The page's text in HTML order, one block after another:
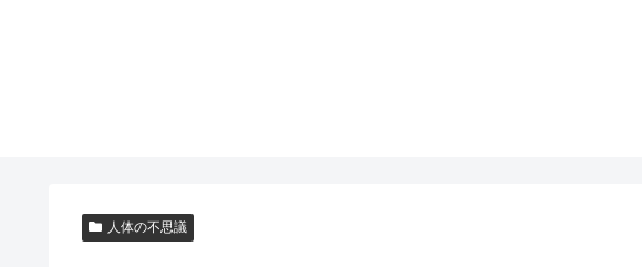
人体の不思議